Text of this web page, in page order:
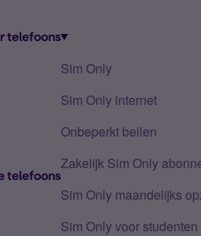
telefoons
telefoons
Sim Only
Sim Only internet
Onbeperkt bellen
Zakelijk Sim Only
Sim Only maandelijks
Sim Only voor studenten